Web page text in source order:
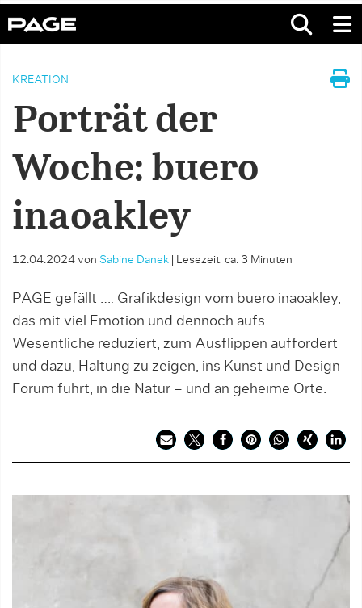
KREATION
Porträt der
Woche: buero
inaoakley
12.04.2024 von Sabine Danek Lesezeit: ca. 3 Minuten
PAGE gefällt …: Grafikdesign vom buero inaoakley,
das mit viel Emotion und dennoch aufs
Wesentliche reduziert, zum Ausflippen auffordert
und dazu, Haltung zu zeigen, ins Kunst und Design
Forum führt, in die Natur – und an geheime Orte.